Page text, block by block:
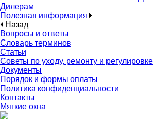
Дилерам
Полезная информация
Назад
Вопросы и ответы
Словарь терминов
Статьи
Советы по уходу, ремонту и регулировке
Документы
Порядок и формы оплаты
Политика конфиденциальности
Контакты
Мягкие окна